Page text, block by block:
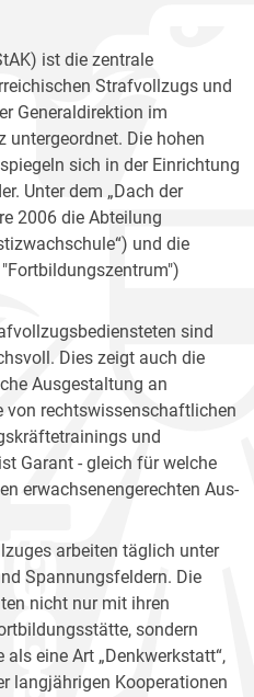
ist die zentrale
Strafvollzugs und
Generaldirektion im
Die hohen
sich in der Einrichtung
Unter dem „Dach der
2006 die Abteilung
und die
sind
Dies zeigt auch die
Ausgestaltung an
von rechtswissenschaftlichen
und
Garant - gleich für welche
erwachsenengerechten Aus-
arbeiten täglich unter
Spannungsfeldern. Die
nicht nur mit ihren
sondern
eine Art „Denkwerkstatt“,
langjährigen Kooperationen